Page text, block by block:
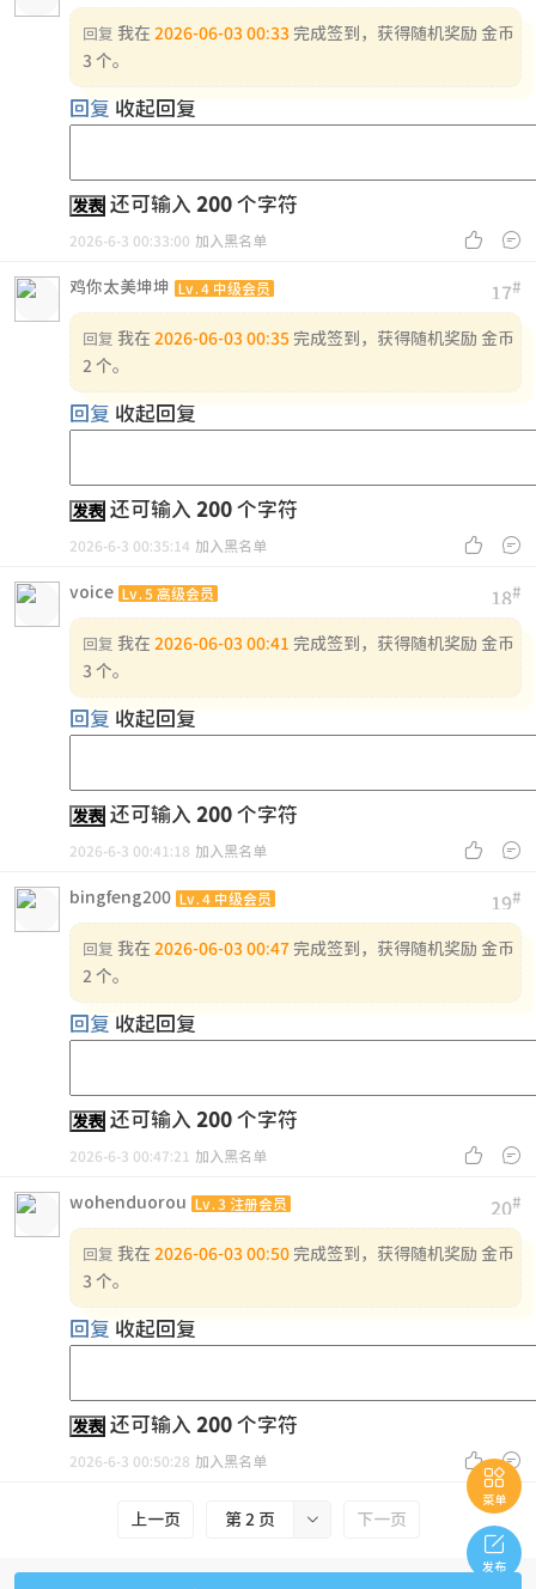
回复 我在 2026-06-03 00:33 完成签到，获得随机奖励 金币
3 个。
回复 收起回复
发表 还可输入 200 个字符
 
2026-6-3 00:33:00 加入黑名单
17#
鸡你太美坤坤 Lv.4 中级会员
回复 我在 2026-06-03 00:35 完成签到，获得随机奖励 金币
2 个。
回复 收起回复
发表 还可输入 200 个字符
 
2026-6-3 00:35:14 加入黑名单
18#
voice Lv.5 高级会员
回复 我在 2026-06-03 00:41 完成签到，获得随机奖励 金币
3 个。
回复 收起回复
发表 还可输入 200 个字符
 
2026-6-3 00:41:18 加入黑名单
19#
bingfeng200 Lv.4 中级会员
回复 我在 2026-06-03 00:47 完成签到，获得随机奖励 金币
2 个。
回复 收起回复
发表 还可输入 200 个字符
 
2026-6-3 00:47:21 加入黑名单
20#
wohenduorou Lv.3 注册会员
回复 我在 2026-06-03 00:50 完成签到，获得随机奖励 金币
3 个。
回复 收起回复
发表 还可输入 200 个字符
 
2026-6-3 00:50:28 加入黑名单
上一页 
第 2 页 下一页

菜单

发布